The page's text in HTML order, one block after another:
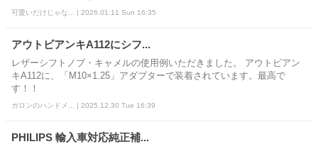
可愛いだけじゃな... | 2026.01.11 Sun 16:35
アウトビアンキA112にシフ...
レザーシフトノブ・キャメルの使用例いただきました。 アウトビアン
キA112に、「M10×1.25」アダプターで装着されています。最高で
す！！
ガロンのハンドメ... | 2025.12.30 Tue 16:39
PHILIPS 輸入車対応純正補...